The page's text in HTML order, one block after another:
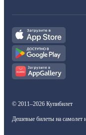
© 2011–2026 Купибилет
Дешевые билеты на самолет